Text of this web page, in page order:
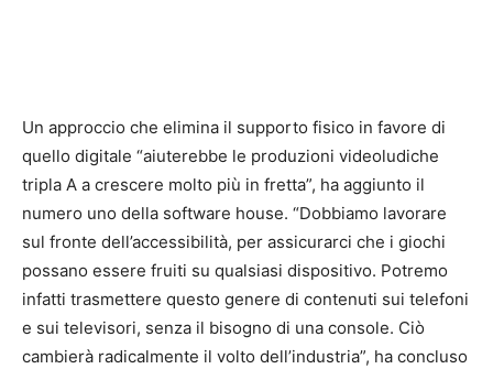
Un approccio che elimina il supporto fisico in favore di
quello digitale “aiuterebbe le produzioni videoludiche
tripla A a crescere molto più in fretta”, ha aggiunto il
numero uno della software house. “Dobbiamo lavorare
sul fronte dell’accessibilità, per assicurarci che i giochi
possano essere fruiti su qualsiasi dispositivo. Potremo
infatti trasmettere questo genere di contenuti sui telefoni
e sui televisori, senza il bisogno di una console. Ciò
cambierà radicalmente il volto dell’industria”, ha concluso